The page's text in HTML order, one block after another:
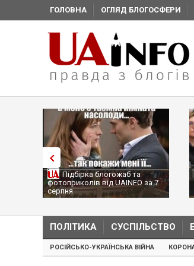
ГОЛОВНА ОГЛЯД БЛОГОСФЕРИ
Підбірка блогожаб та
фотоприколів від UAINFO за 7
серпня
ПОЛІТИКА СУСПІЛЬСТВО
РОСІЙСЬКО-УКРАЇНСЬКА ВІЙНА